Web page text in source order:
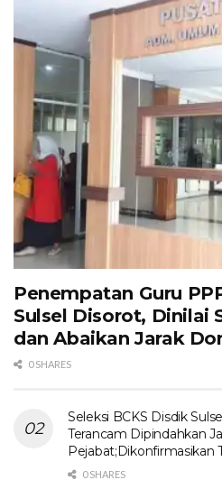
Penempatan Guru
Sulsel Disorot, Dinilai
dan Abaikan Jarak
0 SHARES
Seleksi BCKS Disdik
Terancam Dipindahkan
Pejabat;Dikonfirmasikan
0 SHARES